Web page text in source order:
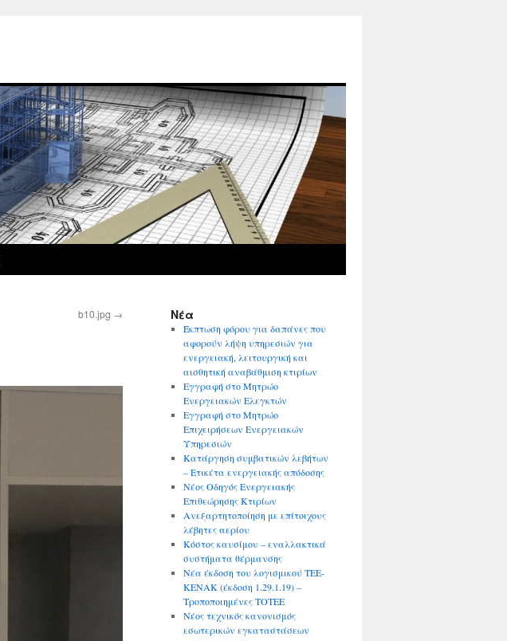
b10.jpg → Νέα
Έκπτωση φόρου για δαπάνες που
αφορούν λήψη υπηρεσιών για
ενεργειακή, λειτουργική και
αισθητική αναβάθμιση κτιρίων
Εγγραφή στο Μητρώο
Ενεργειακών Ελεγκτών
Εγγραφή στο Μητρώο
Επιχειρήσεων Ενεργειακών
Υπηρεσιών
Κατάργηση συμβατικών λεβήτων
– Ετικέτα ενεργειακής απόδοσης
Νέος Οδηγός Ενεργειακής
Επιθεώρησης Κτιρίων
Ανεξαρτητοποίηση με επίτοιχους
λέβητες αερίου
Κόστος καυσίμου – εναλλακτικά
συστήματα θέρμανσης
Νέα έκδοση του λογισμικού ΤΕΕ-
ΚΕΝΑΚ (έκδοση 1.29.1.19) –
Τροποποιημένες ΤΟΤΕΕ
Νέος τεχνικός κανονισμός
εσωτερικών εγκαταστάσεων